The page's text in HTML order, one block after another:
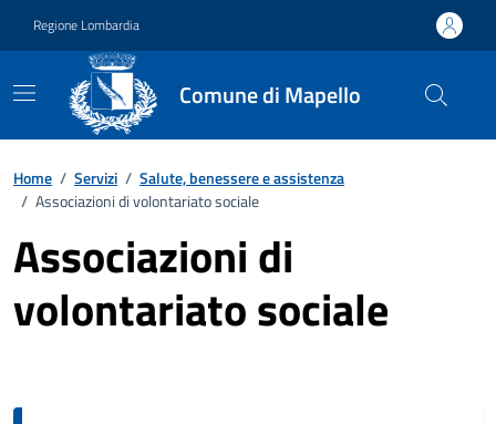
Regione Lombardia
Comune di Mapello
Home / Servizi / Salute, benessere e assistenza
/ Associazioni di volontariato sociale
Associazioni di
volontariato sociale